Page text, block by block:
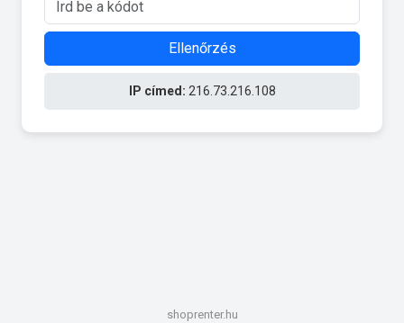
Ellenőrzés
IP címed: 216.73.216.108
shoprenter.hu